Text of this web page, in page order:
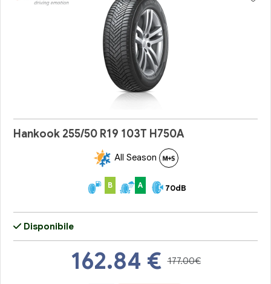
Hankook 255/50 R19 103T H750A
All Season
B A 70dB
Disponibile
162.84 € 177.00€